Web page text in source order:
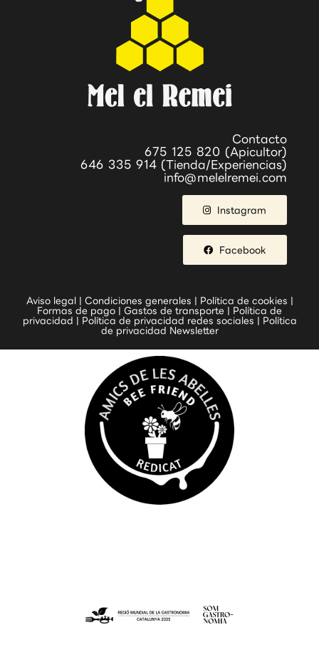
Contacto
675 125 820 (Apicultor)
646 335 914 (Tienda/Experiencias)
info@melelremei.com
Instagram
Facebook
Aviso legal| Condiciones generales | Política de cookies |
Formas de pago | Gastos de transporte | Política de
privacidad | Política de privacidad redes sociales | Política
de privacidad Newsletter